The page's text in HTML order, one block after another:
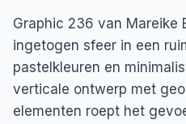
Graphic 236 van Mareike
ingetogen sfeer in een
pastelkleuren en
verticale ontwerp met
elementen roept het